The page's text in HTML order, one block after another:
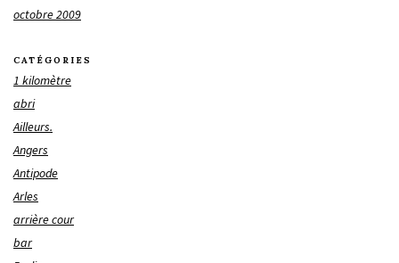
octobre 2009
CATÉGORIES
1 kilomètre
abri
Ailleurs.
Angers
Antipode
Arles
arrière cour
bar